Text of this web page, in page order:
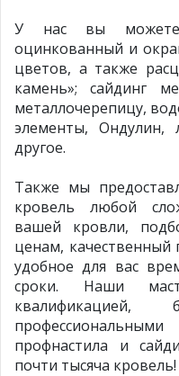
У нас вы можете
оцинкованный и
цветов, а также
камень»; сайдинг
металлочерепицу,
элементы, Ондулин,
другое.
Также мы
кровель любой
вашей кровли,
ценам,
удобное для вас
сроки. Наши
профнастила и
почти тысяча кровель!